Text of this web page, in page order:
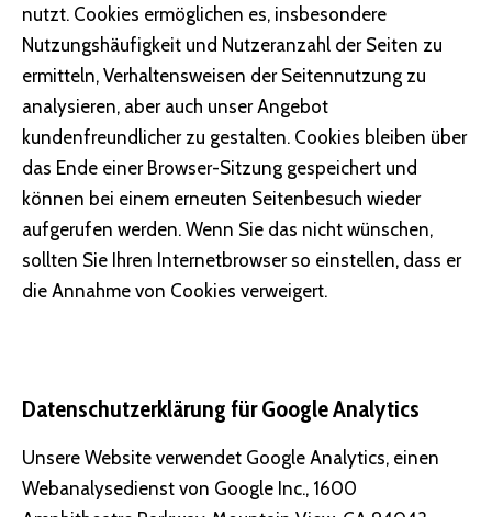
nutzt. Cookies ermöglichen es, insbesondere
Nutzungshäufigkeit und Nutzeranzahl der Seiten zu
ermitteln, Verhaltensweisen der Seitennutzung zu
analysieren, aber auch unser Angebot
kundenfreundlicher zu gestalten. Cookies bleiben über
das Ende einer Browser-Sitzung gespeichert und
können bei einem erneuten Seitenbesuch wieder
aufgerufen werden. Wenn Sie das nicht wünschen,
sollten Sie Ihren Internetbrowser so einstellen, dass er
die Annahme von Cookies verweigert.
Datenschutzerklärung für Google Analytics
Unsere Website verwendet Google Analytics, einen
Webanalysedienst von Google Inc., 1600